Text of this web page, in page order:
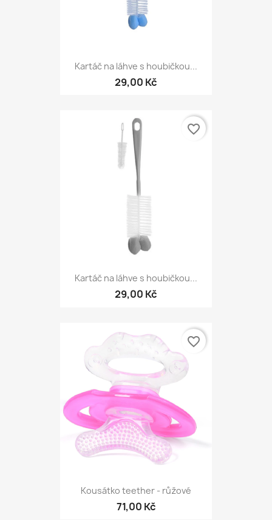
Kartáč na láhve s houbičkou...
29,00 Kč
Kartáč na láhve s houbičkou...
29,00 Kč
favorite_border
Kousátko teether - růžové
71,00 Kč
favorite_border